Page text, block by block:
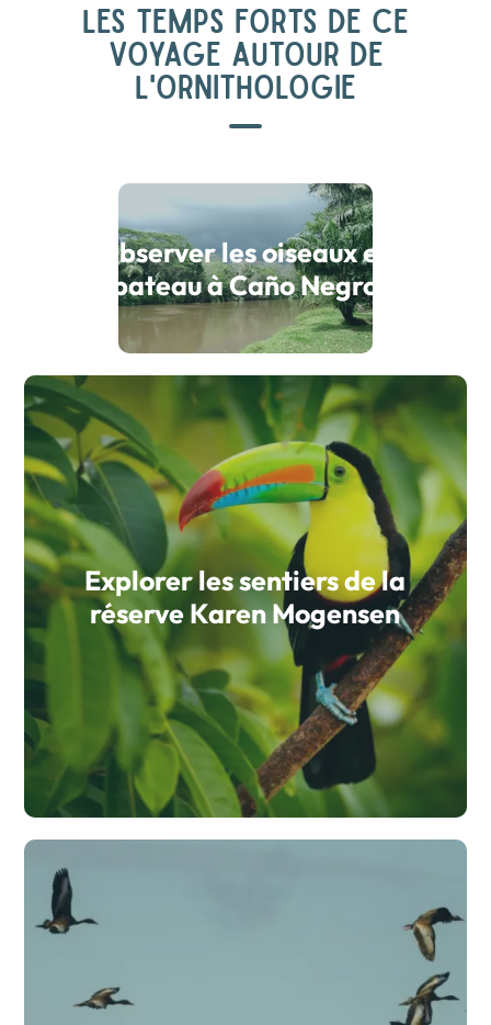
LES TEMPS FORTS DE CE
VOYAGE AUTOUR DE
L'ORNITHOLOGIE
Observer les oiseaux en
bateau à Caño Negro
Explorer les sentiers de la
réserve Karen Mogensen